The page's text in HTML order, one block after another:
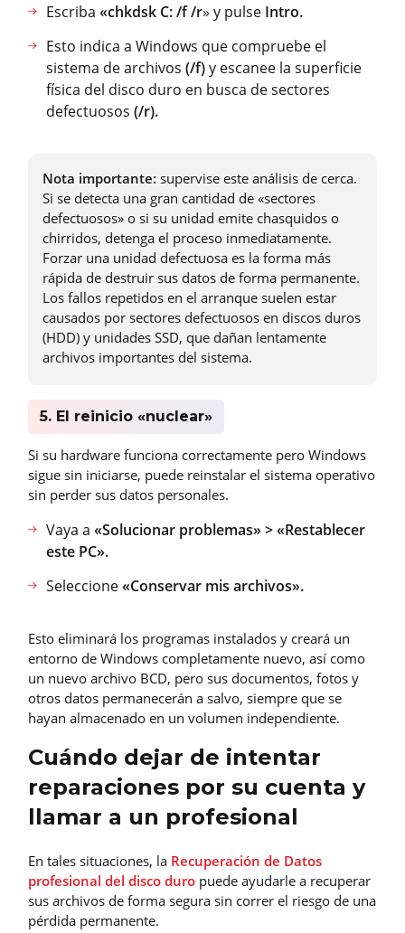
Escriba «chkdsk C: /f /r» y pulse Intro.
Esto indica a Windows que compruebe el
sistema de archivos (/f)y escanee la superficie
física del disco duro en busca de sectores
defectuosos (/r).
Nota importante: supervise este análisis de cerca.
Si se detecta una gran cantidad de «sectores
defectuosos» o si su unidad emite chasquidos o
chirridos, detenga el proceso inmediatamente.
Forzar una unidad defectuosa es la forma más
rápida de destruir sus datos de forma permanente.
Los fallos repetidos en el arranque suelen estar
causados por sectores defectuosos en discos duros
(HDD) y unidades SSD, que dañan lentamente
archivos importantes del sistema.
5. El reinicio «nuclear»
Si su hardware funciona correctamente pero Windows
sigue sin iniciarse, puede reinstalar el sistema operativo
sin perder sus datos personales.
Vaya a «Solucionar problemas» > «Restablecer
este PC».
Seleccione«Conservar mis archivos».
Esto eliminará los programas instalados y creará un
entorno de Windows completamente nuevo, así como
un nuevo archivo BCD, pero sus documentos, fotos y
otros datos permanecerán a salvo, siempre que se
hayan almacenado en un volumen independiente.
Cuándo dejar de intentar
reparaciones por su cuenta y
llamar a un profesional
En tales situaciones, la Recuperación de Datos
profesional del disco duro puede ayudarle a recuperar
sus archivos de forma segura sin correr el riesgo de una
pérdida permanente.